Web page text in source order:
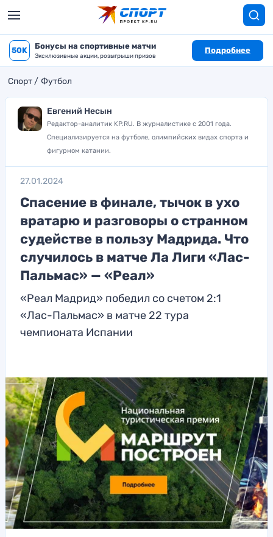
50K Бонусы на спортивные матчи
Эксклюзивные акции, розыгрыши призов
Подробнее
Спорт Футбол
Евгений Несын
Редактор-аналитик KP.RU. В журналистике с 2001 года.
Специализируется на футболе, олимпийских видах спорта и
фигурном катании.
27.01.2024
Спасение в финале, тычок в ухо
вратарю и разговоры о странном
судействе в пользу Мадрида. Что
случилось в матче Ла Лиги «Лас-
Пальмас» — «Реал»
«Реал Мадрид» победил со счетом 2:1
«Лас-Пальмас» в матче 22 тура
чемпионата Испании